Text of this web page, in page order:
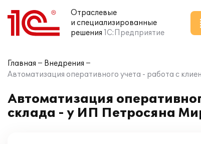
Отраслевые
и специализированные
решения 1С:Предприятие
Главная
Внедрения
Автоматизация оперативного учета - работа с
Автоматизация
склада - у ИП Петросяна